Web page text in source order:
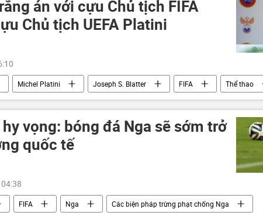
án với cựu Chủ tịch FIFA
Chủ tịch UEFA Platini
Michel Platini Joseph S. Blatter FIFA
Thể thao
hy vọng: bóng đá Nga sẽ sớm trở
quốc tế
FIFA Nga
Các biện pháp trừng phạt chống Nga